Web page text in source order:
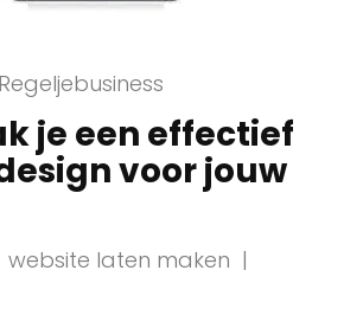
Regeljebusiness
je een effectief
voor jouw
website laten maken